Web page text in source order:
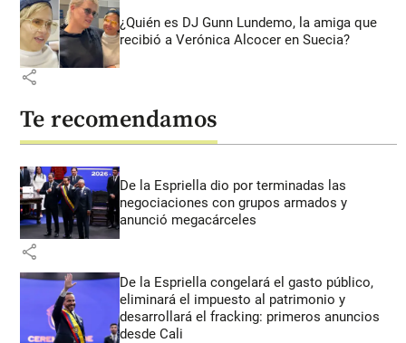
¿Quién es DJ Gunn Lundemo, la amiga que
recibió a Verónica Alcocer en Suecia?
share
Te recomendamos
De la Espriella dio por terminadas las
negociaciones con grupos armados y
anunció megacárceles
share
De la Espriella congelará el gasto público,
eliminará el impuesto al patrimonio y
desarrollará el fracking: primeros anuncios
desde Cali